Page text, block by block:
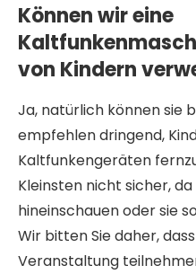
Können wir eine
von Kindern
Ja, natürlich können sie
empfehlen dringend,
Kaltfunkengeräten
Kleinsten nicht sicher,
hineinschauen oder sie
Wir bitten Sie daher,
Veranstaltung